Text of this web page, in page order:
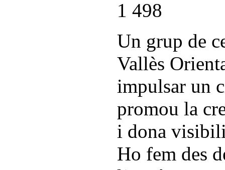
Un grup de
Vallès
impulsar un
promou la
i dona
Ho fem des